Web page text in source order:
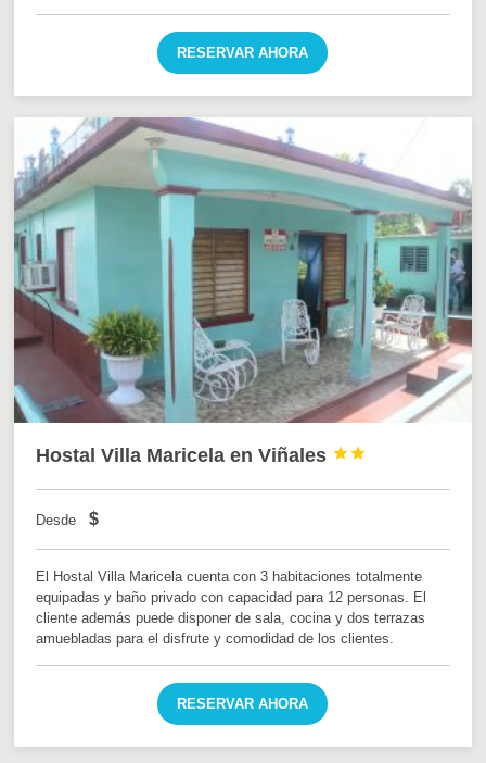
RESERVAR AHORA
Hostal Villa Maricela en Viñales 

Desde $
El Hostal Villa Maricela cuenta con 3 habitaciones totalmente
equipadas y baño privado con capacidad para 12 personas. El
cliente además puede disponer de sala, cocina y dos terrazas
amuebladas para el disfrute y comodidad de los clientes.
RESERVAR AHORA